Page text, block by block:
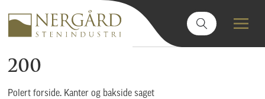
200
Polert forside. Kanter og bakside saget